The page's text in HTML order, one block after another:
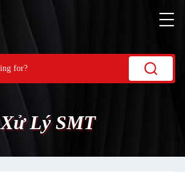
Xử Lý SMT